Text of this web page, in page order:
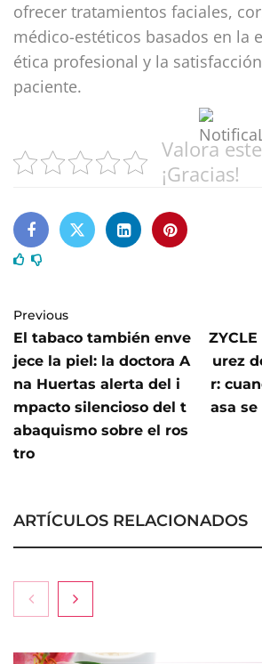
ofrecer tratamientos faciales,
médico-estéticos basados en la
ética profesional y la
paciente.
Valora
¡Gracias!
Previous
El tabaco también enve
jece la piel: la doctora A
na Huertas alerta del i
mpacto silencioso del t
abaquismo sobre el ros
tro
urez
r:
asa
ARTÍCULOS RELACIONADOS